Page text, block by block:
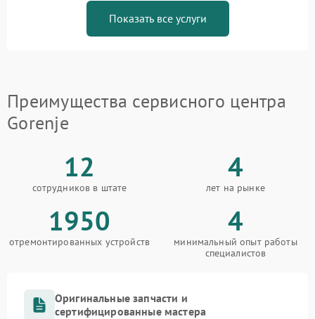
Показать все услуги
Преимущества сервисного центра
Gorenje
12
сотрудников в штате
4
лет на рынке
1950
отремонтированных устройств
4
минимальный опыт работы
специалистов
Оригинальные запчасти и
сертифицированные мастера